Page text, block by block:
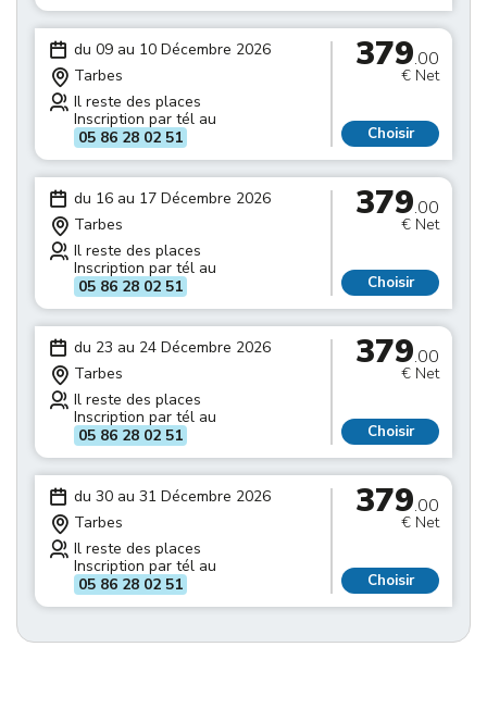
du 09 au 10 Décembre 2026
Tarbes
Il reste des places
Inscription par tél au
05 86 28 02 51
379.00
€ Net
Choisir
du 16 au 17 Décembre 2026
Tarbes
Il reste des places
Inscription par tél au
05 86 28 02 51
379.00
€ Net
Choisir
du 23 au 24 Décembre 2026
Tarbes
Il reste des places
Inscription par tél au
05 86 28 02 51
379.00
€ Net
Choisir
du 30 au 31 Décembre 2026
Tarbes
Il reste des places
Inscription par tél au
05 86 28 02 51
379.00
€ Net
Choisir